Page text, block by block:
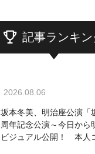
記事ランキン
2026.08.06
坂本冬美、明治座公演「
周年記念公演～今日から
ビジュアル公開！ 本人